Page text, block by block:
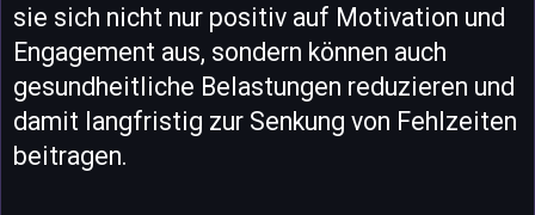
sie sich nicht nur positiv auf Motivation und
Engagement aus, sondern können auch
gesundheitliche Belastungen reduzieren und
damit langfristig zur Senkung von Fehlzeiten
beitragen.